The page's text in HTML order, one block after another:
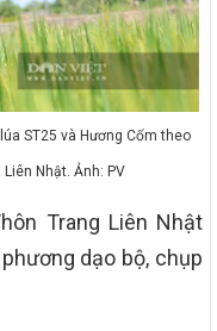
ST25 và Hương Cốm theo
Nhật. Ảnh: PV
Trang Liên Nhật
dạo bộ, chụp